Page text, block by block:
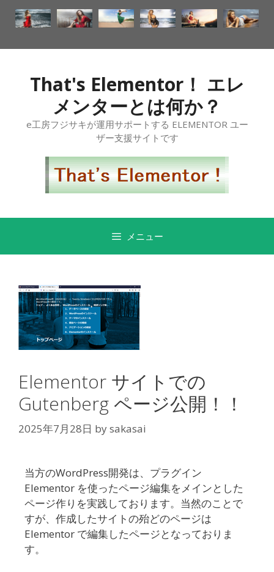
That's Elementor！ エレ
メンターとは何か？
e工房フジサキが運用サポートする ELEMENTOR ユー
ザー支援サイトです
メニュー
Elementor サイトでの
Gutenberg ページ公開！！
2025年7月28日 bysakasai
当方のWordPress開発は、プラグイン
Elementor を使ったページ編集をメインとした
ページ作りを実践しております。当然のことで
すが、作成したサイトの殆どのページは
Elementor で編集したページとなっておりま
す。